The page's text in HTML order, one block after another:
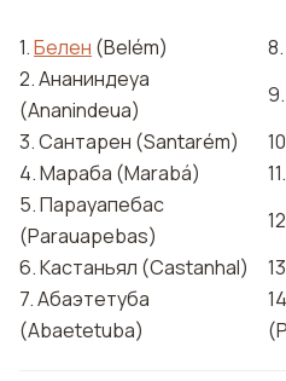
1.Белен (Belém)
2. Ананиндеуа
(Ananindeua)
3. Сантарен (Santarém)
4. Мараба (Marabá)
5. Парауапебас
(Parauapebas)
6. Кастаньял (Castanhal)
7. Абаэтетуба
(Abaetetuba)